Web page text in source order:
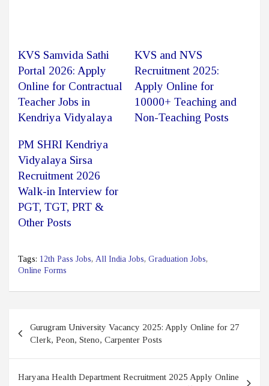
KVS Samvida Sathi
Portal 2026: Apply
Online for Contractual
Teacher Jobs in
Kendriya Vidyalaya
KVS and NVS
Recruitment 2025:
Apply Online for
10000+ Teaching and
Non-Teaching Posts
PM SHRI Kendriya
Vidyalaya Sirsa
Recruitment 2026
Walk-in Interview for
PGT, TGT, PRT &
Other Posts
Tags: 12th Pass Jobs, All India Jobs, Graduation Jobs,
Online Forms
navigation
Gurugram University Vacancy 2025: Apply Online for 27
Clerk, Peon, Steno, Carpenter Posts
Haryana Health Department Recruitment 2025 Apply Online